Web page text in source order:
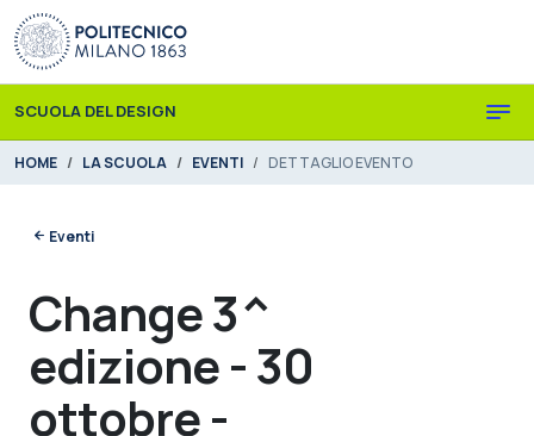
Skip to main content
Skip to page footer
SCUOLA DEL DESIGN
You are here:
HOME LA SCUOLA EVENTI DETTAGLIO EVENTO
Eventi
Change 3^
edizione - 30
ottobre -